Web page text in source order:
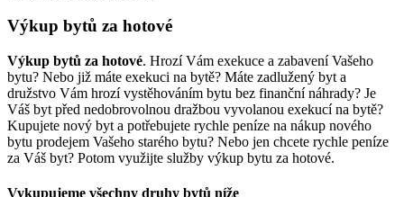
Výkup bytů za hotové
Výkup bytů za hotové. Hrozí Vám exekuce a zabavení Vašeho
bytu? Nebo již máte exekuci na bytě? Máte zadlužený byt a
družstvo Vám hrozí vystěhováním bytu bez finanční náhrady? Je
Váš byt před nedobrovolnou dražbou vyvolanou exekucí na bytě?
Kupujete nový byt a potřebujete rychle peníze na nákup nového
bytu prodejem Vašeho starého bytu? Nebo jen chcete rychle peníze
za Váš byt? Potom využijte služby výkup bytu za hotové.
Vykupujeme všechny druhy bytů níže